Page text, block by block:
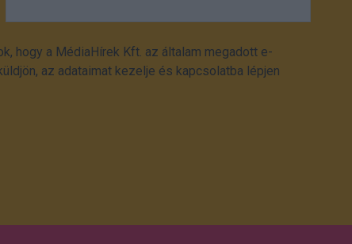
hogy a MédiaHírek Kft. az általam megadott e-
az adataimat kezelje és kapcsolatba lépjen